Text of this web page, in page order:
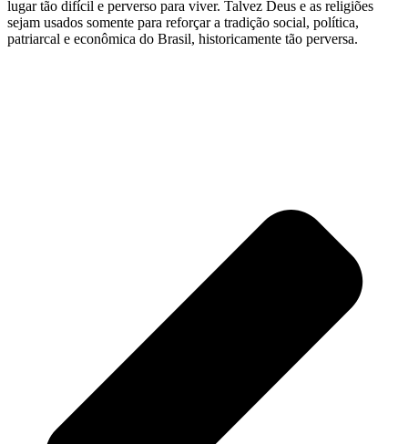
lugar tão difícil e perverso para viver. Talvez Deus e as religiões
sejam usados somente para reforçar a tradição social, política,
patriarcal e econômica do Brasil, historicamente tão perversa.